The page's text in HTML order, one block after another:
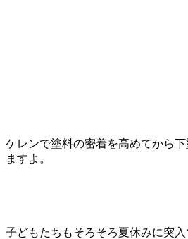
ケレンで塗料の密着を高めてから
ますよ。
子どもたちもそろそろ夏休みに突入